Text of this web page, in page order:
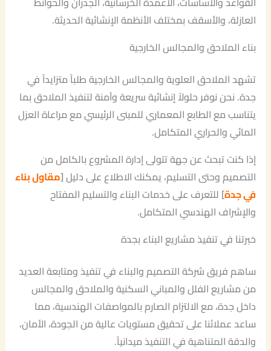
العازلة، والأسقف بمختلف الأنظمة الإنشائية الحديثة.
بناء الملاحق والمجالس الخارجية
تشهد الملاحق العلوية والمجالس الخارجية طلباً متزايداً في
جدة. نحن نوفر حلولاً إنشائية سريعة وآمنة لتنفيذ الملاحق بما
يتناسب مع الطابع المعماري للمبنى الرئيسي مع مراعاة العزل
المائي والحراري المتكامل.
إذا كنت تبحث عن جهة تتولى إدارة المشروع بالكامل من
التصميم وحتى التسليم، يمكنك الاطلاع على دليل [مقاول بناء
في جدة] للتعرف على خدمات البناء والتسليم المفتاح
والإشراف الهندسي المتكامل.
خبرتنا في تنفيذ مشاريع البناء بجدة
ساهم فريق شركة التصميم والبناء في تنفيذ ومتابعة العديد
من مشاريع الفلل والمباني السكنية والملاحق والمجالس
داخل جدة، مع الالتزام الصارم بالمواصفات الهندسية، مما
ساعد عملائنا على تحقيق مستويات عالية من الجودة، الأمان،
والدقة المتناهية في التنفيذ ميدانياً.